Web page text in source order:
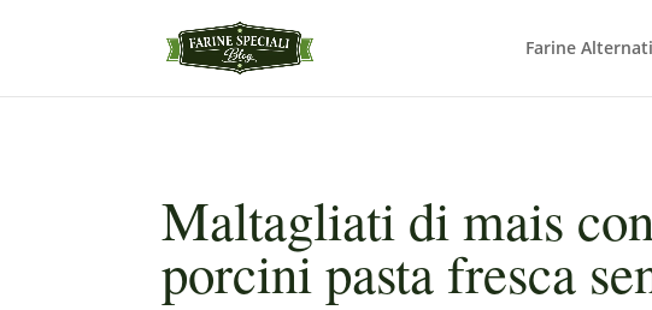
Farine
Maltagliati di mais
porcini pasta fresca